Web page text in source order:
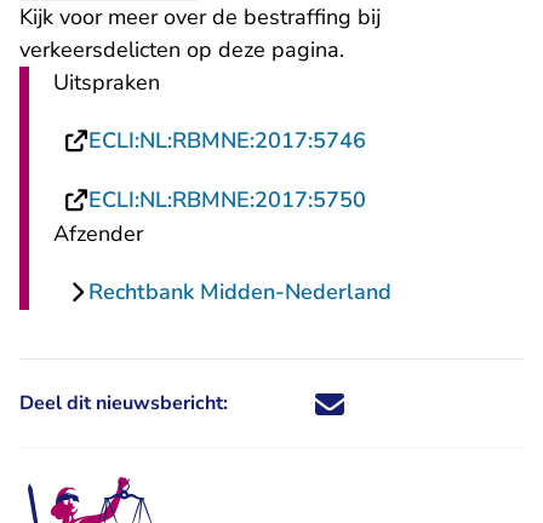
Kijk voor meer over de bestraffing bij
verkeersdelicten op deze pagina.
Uitspraken
ECLI:NL:RBMNE:2017:5746
ECLI:NL:RBMNE:2017:5750
Afzender
Rechtbank Midden-Nederland
Deel dit nieuwsbericht: Deel dit nieuwsbericht via X -
Deel dit nieuwsbericht via
Deel dit nieuwsbericht
Deel dit